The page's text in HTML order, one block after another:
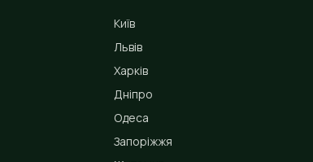
Київ
Львів
Харків
Дніпро
Одеса
Запоріжжя